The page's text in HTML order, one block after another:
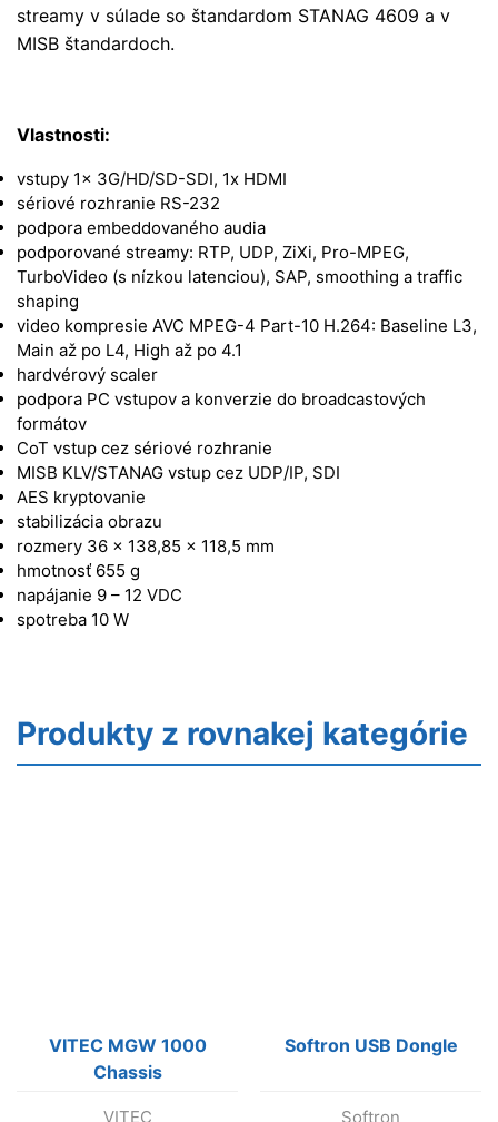
streamy v súlade so štandardom STANAG 4609 a v
MISB štandardoch.
Vlastnosti:
vstupy 1x 3G/HD/SD-SDI, 1x HDMI
sériové rozhranie RS-232
podpora embeddovaného audia
podporované streamy: RTP, UDP, ZiXi, Pro-MPEG,
TurboVideo (s nízkou latenciou), SAP, smoothing a traffic
shaping
video kompresie AVC MPEG-4 Part-10 H.264: Baseline L3,
Main až po L4, High až po 4.1
hardvérový scaler
podpora PC vstupov a konverzie do broadcastových
formátov
CoT vstup cez sériové rozhranie
MISB KLV/STANAG vstup cez UDP/IP, SDI
AES kryptovanie
stabilizácia obrazu
rozmery 36 x 138,85 x 118,5 mm
hmotnosť 655 g
napájanie 9 – 12 VDC
spotreba 10 W
Produkty z rovnakej kategórie
VITEC MGW 1000
Chassis
VITEC
Softron USB Dongle
Softron